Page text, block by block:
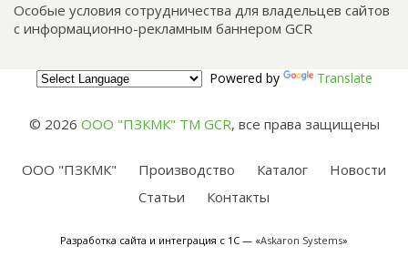
Особые условия сотрудничества для владельцев сайтов
с информационно-рекламным баннером GCR
Powered by Translate
© 2026 ООО "ПЗКМК" TM GCR, все права защищены
ООО "ПЗКМК" Производство Каталог
Новости
Статьи
Контакты
Разработка сайта и интеграция с 1С — «Askaron Systems»